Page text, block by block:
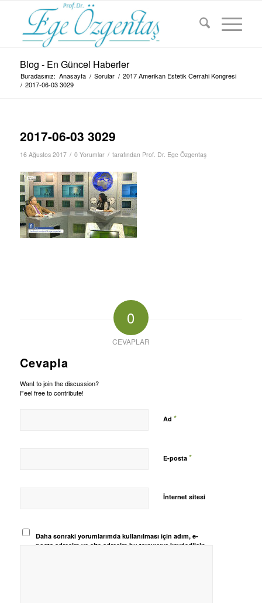
Blog - En Güncel Haberler
Buradasınız: Anasayfa / Sorular / 2017 Amerikan Estetik Cerrahi Kongresi
/ 2017-06-03 3029
2017-06-03 3029
16 Ağustos 2017 / 0 Yorumlar / tarafından Prof. Dr. Ege Özgentaş
0
CEVAPLAR
Cevapla
Want to join the discussion?
Feel free to contribute!
Ad *
E-posta *
İnternet sitesi
Daha sonraki yorumlarımda kullanılması için adım, e-
posta adresim ve site adresim bu tarayıcıya kaydedilsin.